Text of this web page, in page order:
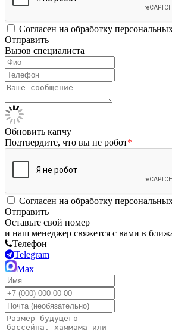
Согласен на обработку
Отправить
Вызов специалиста
Обновить капчу
Подтвердите, что вы не робот*
Согласен на обработку
Отправить
Оставьте свой номер
и наш менеджер свяжется с вами в
Телефон
Telegram
Max